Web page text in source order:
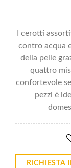
I cerotti
contro acqua
della pelle
quattro
confortevole
pezzi è
RICHIESTA